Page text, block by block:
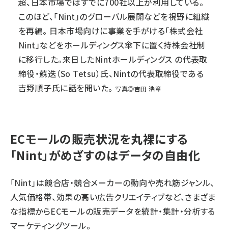
このほど、「Nint」のグローバル展開などを視野に組織
を再編。 日本市場向けに事業を手がける「株式会社
Nint」などをホールディングス傘下に置く持株会社制
に移行した。来日したNintホールディングス の代表取
締役・蘇迭（So Tetsu）氏、Nintの代表取締役である
吉野順子氏に話を聞いた。 写真◎吉田 浩章
ECモールの販売状況を丸裸にする
「Nint」がめざすのはデータの自由化
「Nint」は競合店・競合メーカーの動向や売れ筋ジャンル、
人気価格帯、効果の高い広告クリエイティブなど、さまざま
な指標からECモールの販売データを統計・集計・分析する
マーケティングツール。